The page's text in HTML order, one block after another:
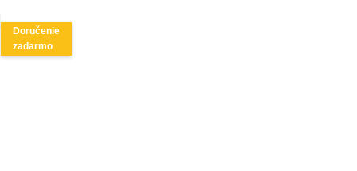
Doručenie
zadarmo